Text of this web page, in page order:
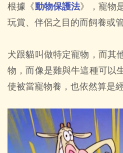
根據《動物保護法》，寵物
玩賞、伴侶之目的而飼養或
犬跟貓叫做特定寵物，而其
物，而像是雞與牛這種可以
使被當寵物養，也依然算是